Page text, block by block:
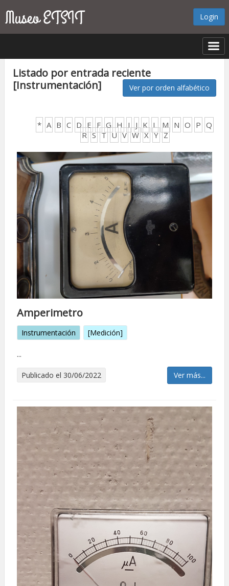
Login
Listado por entrada reciente
[Instrumentación]
Ver por orden alfabético
* A B C D E F G H I J K L M N O P Q
R S T U V W X Y Z
Amperimetro
Instrumentación [Medición]
...
Publicado el 30/06/2022 Ver más...